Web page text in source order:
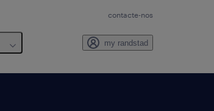
contacte-nos
my randstad